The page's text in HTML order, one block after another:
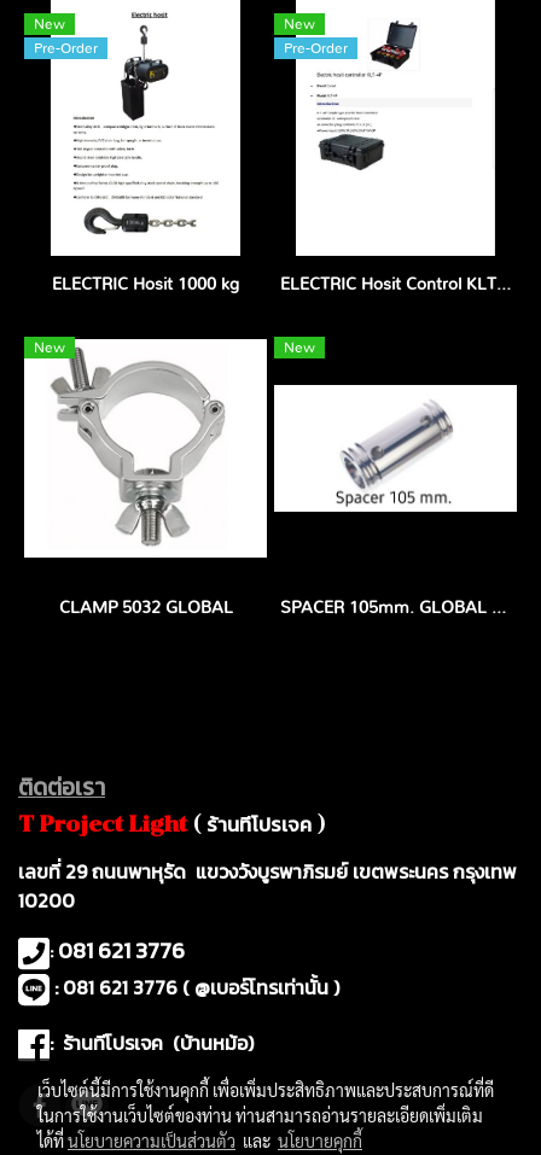
New
Pre-Order
ELECTRIC Hosit 1000 kg
New
Pre-Order
ELECTRIC Hosit Control KLT-4P
New
CLAMP 5032 GLOBAL
New
SPACER 105mm. GLOBAL ตัวต่อทรัส
ติดต่อเรา
T Project Light ( ร้านทีโปรเจค )
เลขที่ 29 ถนนพาหุรัด แขวงวังบูรพาภิรมย์ เขตพระนคร กรุงเทพ
10200
:081 621 3776
: 081 621 3776 ( @เบอร์โทรเท่านั้น )
: ร้านทีโปรเจค (บ้านหม้อ)
เว็บไซต์นี้มีการใช้งานคุกกี้ เพื่อเพิ่มประสิทธิภาพและประสบการณ์ที่ดี
ในการใช้งานเว็บไซต์ของท่าน ท่านสามารถอ่านรายละเอียดเพิ่มเติม
ได้ที่นโยบายความเป็นส่วนตัว และ นโยบายคุกกี้